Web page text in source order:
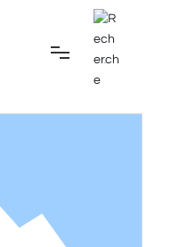
水準器 透明な水準器